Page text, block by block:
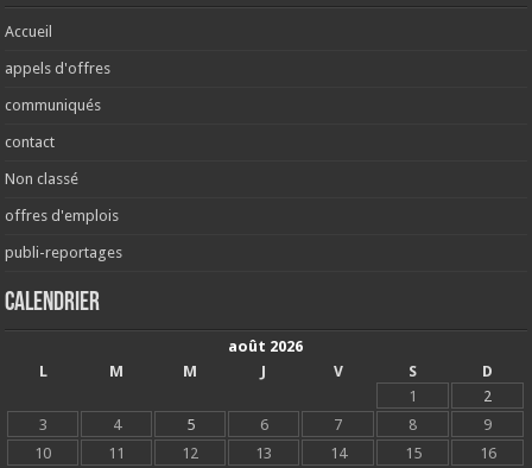
Accueil
appels d'offres
communiqués
contact
Non classé
offres d'emplois
publi-reportages
Calendrier
août 2026
L
M M J V S
D
1
2
3
4 5 6 7 8
9
10
11 12 13 14 15 16